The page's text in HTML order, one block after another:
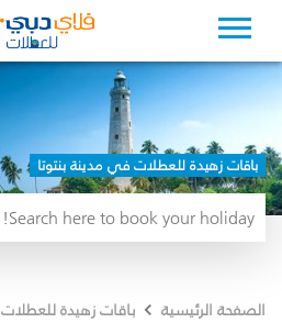
باقات زهيدة للعطلات في مدينة بنتوتا
الصفحة الرئيسية باقات زهيدة للعطلات